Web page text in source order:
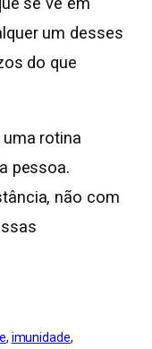
um desses
do que
rotina
pessoa.
não com
, imunidade